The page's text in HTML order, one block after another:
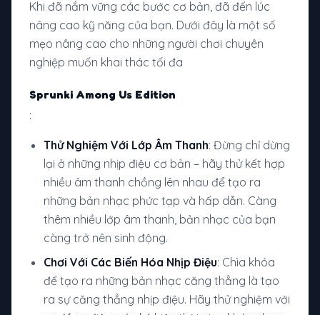
Khi đã nắm vững các bước cơ bản, đã đến lúc
nâng cao kỹ năng của bạn. Dưới đây là một số
mẹo nâng cao cho những người chơi chuyên
nghiệp muốn khai thác tối đa
Sprunki Among Us Edition
:
Thử Nghiệm Với Lớp Âm Thanh: Đừng chỉ dừng
lại ở những nhịp điệu cơ bản – hãy thử kết hợp
nhiều âm thanh chồng lên nhau để tạo ra
những bản nhạc phức tạp và hấp dẫn. Càng
thêm nhiều lớp âm thanh, bản nhạc của bạn
càng trở nên sinh động.
Chơi Với Các Biến Hóa Nhịp Điệu: Chìa khóa
để tạo ra những bản nhạc căng thẳng là tạo
ra sự căng thẳng nhịp điệu. Hãy thử nghiệm với